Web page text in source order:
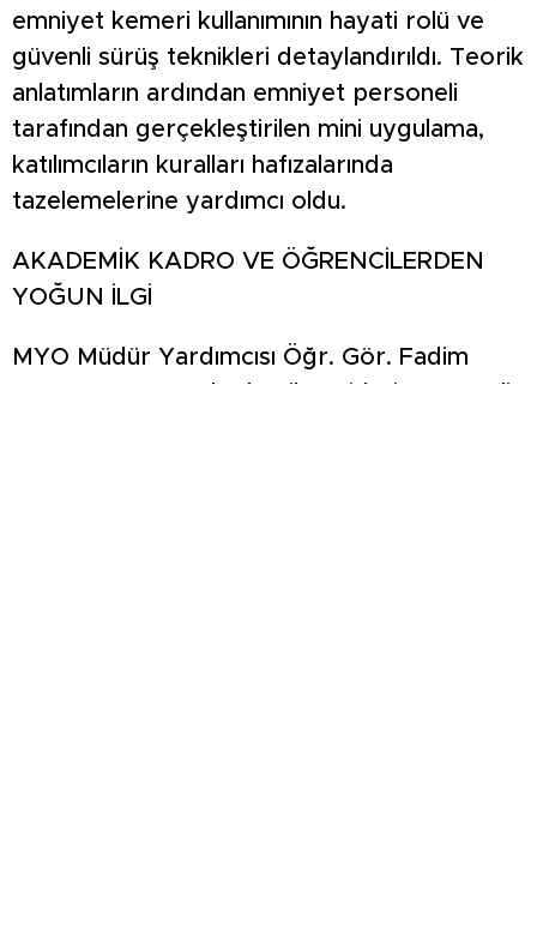
emniyet kemeri kullanımının hayati rolü ve
güvenli sürüş teknikleri detaylandırıldı. Teorik
anlatımların ardından emniyet personeli
tarafından gerçekleştirilen mini uygulama,
katılımcıların kuralları hafızalarında
tazelemelerine yardımcı oldu.
AKADEMİK KADRO VE ÖĞRENCİLERDEN
YOĞUN İLGİ
MYO Müdür Yardımcısı Öğr. Gör. Fadim